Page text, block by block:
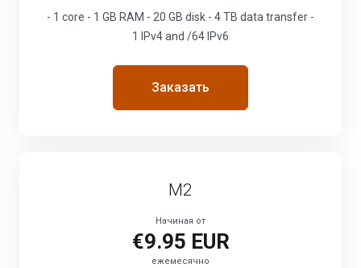
- 1 core - 1 GB RAM - 20 GB disk - 4 TB data transfer -
1 IPv4 and /64 IPv6
Заказать
M2
Начиная от
€9.95 EUR
ежемесячно